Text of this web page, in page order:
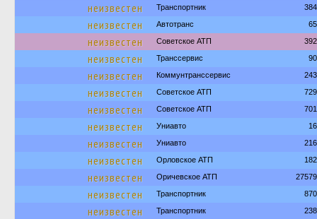
неизвестен Транспортник
неизвестен Автотранс
неизвестен Советское АТП
неизвестен Транссервис
неизвестен Коммунтранссервис
неизвестен Советское АТП
неизвестен Советское АТП
неизвестен Униавто
неизвестен Униавто
неизвестен Орловское АТП
неизвестен Оричевское АТП
неизвестен Транспортник
неизвестен Транспортник